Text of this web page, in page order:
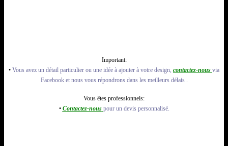
Important:
• Vous avez un détail particulier ou une idée à ajouter à votre design, contactez-nous via
Facebook et nous vous répondrons dans les meilleurs délais .
Vous êtes professionnels:
• Contactez-nous pour un devis personnalisé.